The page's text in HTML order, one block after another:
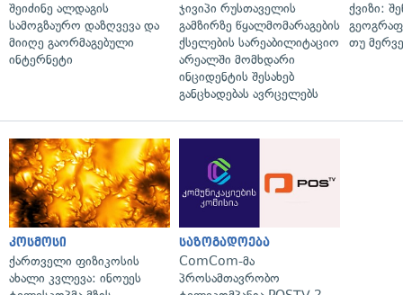
შეიძინე ალდაგის
სამოგზაურო დაზღვევა და
მიიღე გაორმაგებული
ინტერნეტი
ჯივიპი რუსთაველის
გამზირზე წყალმომარაგების
ქსელების სარეაბილიტაციო
არეალში მომხდარი
ინციდენტის შესახებ
განცხადებას ავრცელებს
ქვიზი:
თუ
კოსმოსი
ქართველი ფიზიკოსის
ახალი კვლევა: ინოუეს
საზოგადოება
ComCom-მა
პროსამთავრობო